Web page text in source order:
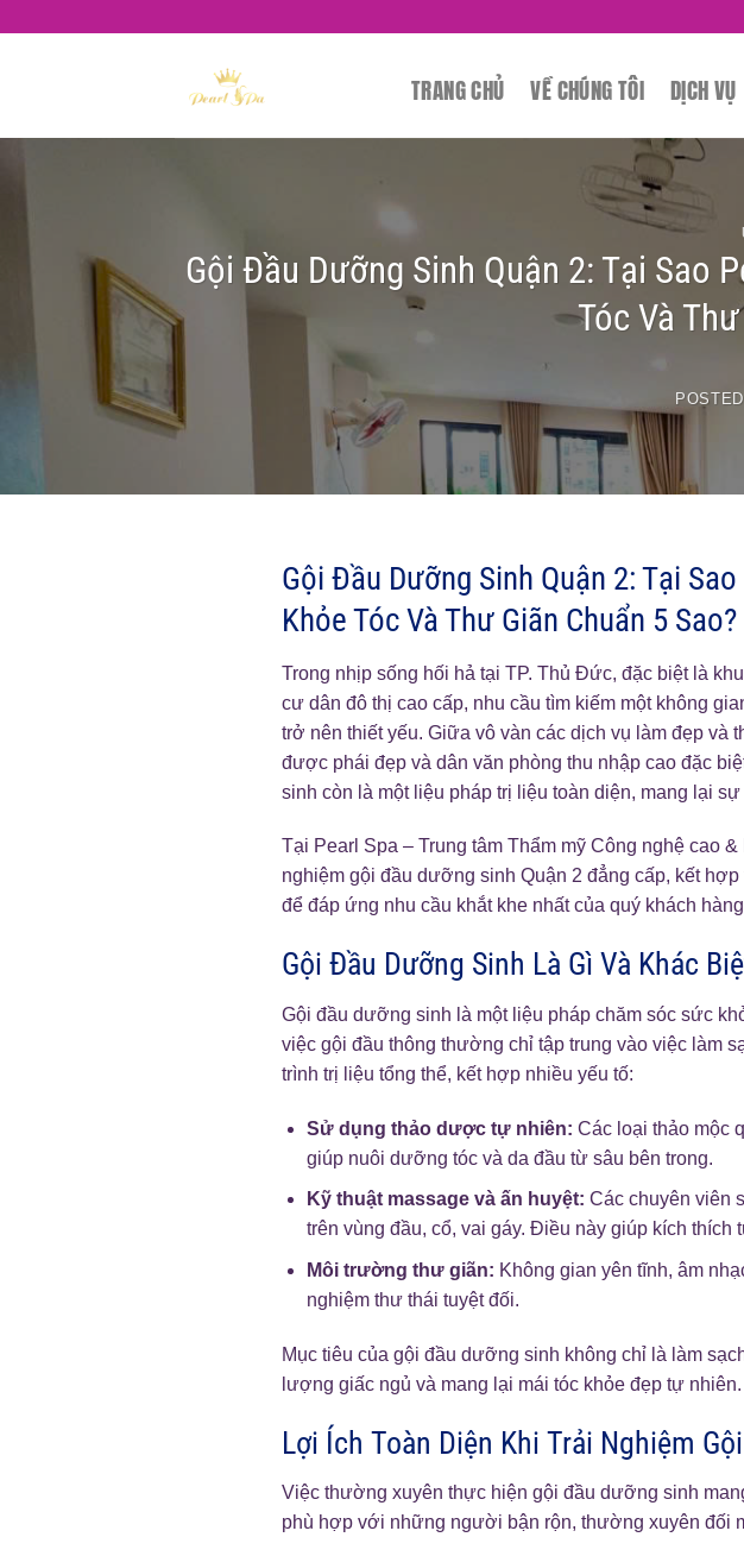
TRANG CHỦ VỀ CHÚNG TÔI DỊCH VỤ
Gội Đầu Dưỡng Sinh Quận 2: Tại Sao
Tóc Và
Gội Đầu Dưỡng Sinh Quận 2: Tại
Khỏe Tóc Và Thư Giãn Chuẩn 5 Sao?
Trong nhịp sống hối hả tại TP. Thủ Đức, đặc biệt là
cư dân đô thị cao cấp, nhu cầu tìm kiếm một không
trở nên thiết yếu. Giữa vô vàn các dịch vụ làm đẹp và
được phái đẹp và dân văn phòng thu nhập cao đặc
sinh còn là một liệu pháp trị liệu toàn diện, mang lại
Tại Pearl Spa – Trung tâm Thẩm mỹ Công nghệ cao
nghiệm gội đầu dưỡng sinh Quận 2 đẳng cấp, kết
để đáp ứng nhu cầu khắt khe nhất của quý khách
Gội Đầu Dưỡng Sinh Là Gì Và Khác
Gội đầu dưỡng sinh là một liệu pháp chăm sóc sức
việc gội đầu thông thường chỉ tập trung vào việc làm
trình trị liệu tổng thể, kết hợp nhiều yếu tố:
Sử dụng thảo dược tự nhiên: Các loại thảo mộc
giúp nuôi dưỡng tóc và da đầu từ sâu bên trong.
Kỹ thuật massage và ấn huyệt: Các chuyên viên
trên vùng đầu, cổ, vai gáy. Điều này giúp kích thích
Môi trường thư giãn: Không gian yên tĩnh, âm
nghiệm thư thái tuyệt đối.
Mục tiêu của gội đầu dưỡng sinh không chỉ là làm
lượng giấc ngủ và mang lại mái tóc khỏe đẹp tự nhiên.
Lợi Ích Toàn Diện Khi Trải Nghiệm
Việc thường xuyên thực hiện gội đầu dưỡng sinh
phù hợp với những người bận rộn, thường xuyên đối